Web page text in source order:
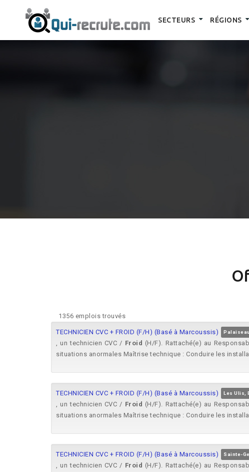
SECTEURS RÉGIONS
1356 emplois trouvés
TECHNICIEN CVC + FROID (F/H) (Basé à Marcoussis)
, un technicien CVC / Froid (H/F). Rattaché(e) au
situations anormales Maîtrise technique : Conduire les
TECHNICIEN CVC + FROID (F/H) (Basé à Marcoussis) Les Ulis,
, un technicien CVC / Froid (H/F). Rattaché(e) au
situations anormales Maîtrise technique : Conduire les
TECHNICIEN CVC + FROID (F/H) (Basé à Marcoussis) Sainte-
, un technicien CVC / Froid (H/F). Rattaché(e) au